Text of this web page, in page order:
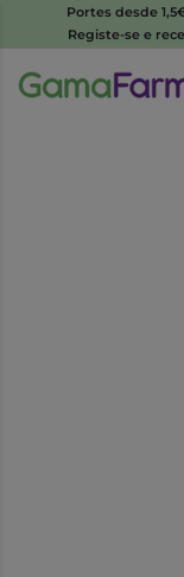
Portes desde
Registe-se e